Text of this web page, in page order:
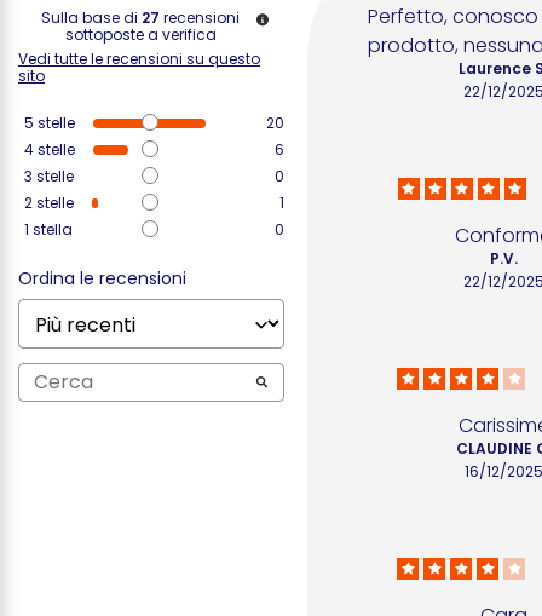
Sulla base di 27 recensioni
sottoposte a verifica
Vedi tutte le recensioni su questo
sito
5 stelle
20
4stelle
6
3 stelle
0
2stelle
1
1 stella 0
Ordina le recensioni
Perfetto, conosco
prodotto,
22/12/
Laurence
22/12/
P.V.
16/12/2025
CLAUDINE